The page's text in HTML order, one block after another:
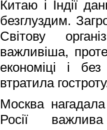
Китаю і Індії
безглуздим.
Світову
важливіша,
економіці і
втратила
Москва
Росії